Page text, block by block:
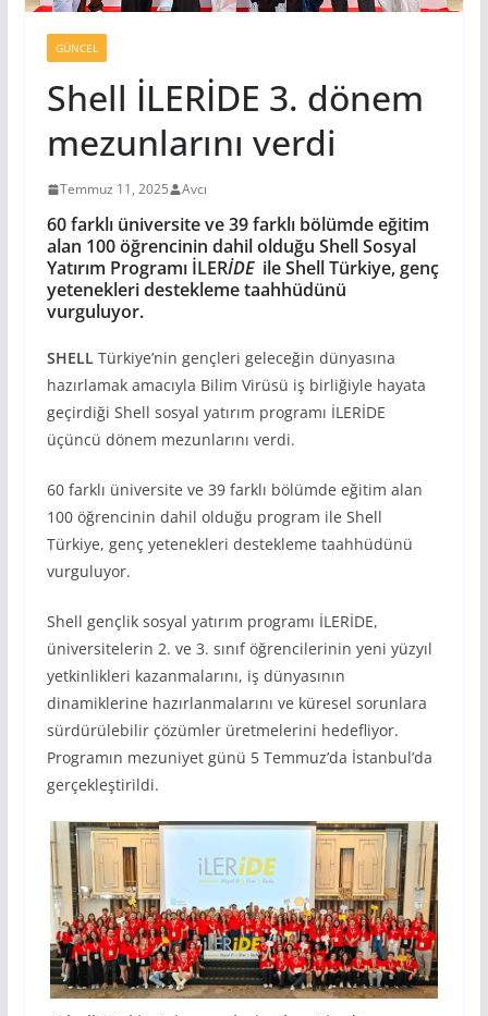
GÜNCEL
Shell İLERİDE 3. dönem
mezunlarını verdi
Temmuz 11, 2025 Avcı
60 farklı üniversite ve 39 farklı bölümde eğitim
alan 100 öğrencinin dahil olduğu Shell Sosyal
Yatırım Programı İLERİDEile Shell Türkiye, genç
yetenekleri destekleme taahhüdünü
vurguluyor.
SHELLTürkiye’nin gençleri geleceğin dünyasına
hazırlamak amacıyla Bilim Virüsü iş birliğiyle hayata
geçirdiği Shell sosyal yatırım programı İLERİDE
üçüncü dönem mezunlarını verdi.
60 farklı üniversite ve 39 farklı bölümde eğitim alan
100 öğrencinin dahil olduğu program ile Shell
Türkiye, genç yetenekleri destekleme taahhüdünü
vurguluyor.
Shell gençlik sosyal yatırım programı İLERİDE,
üniversitelerin 2. ve 3. sınıf öğrencilerinin yeni yüzyıl
yetkinlikleri kazanmalarını, iş dünyasının
dinamiklerine hazırlanmalarını ve küresel sorunlara
sürdürülebilir çözümler üretmelerini hedefliyor.
Programın mezuniyet günü 5 Temmuz’da İstanbul’da
gerçekleştirildi.